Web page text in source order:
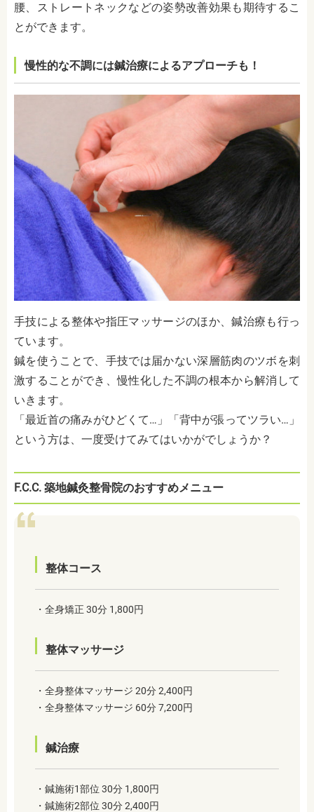
腰、ストレートネックなどの姿勢改善効果も期待するこ
とができます。
慢性的な不調には鍼治療によるアプローチも！
手技による整体や指圧マッサージのほか、鍼治療も行っ
ています。
鍼を使うことで、手技では届かない深層筋肉のツボを刺
激することができ、慢性化した不調の根本から解消して
いきます。
「最近首の痛みがひどくて…」「背中が張ってツラい…」
という方は、一度受けてみてはいかがでしょうか？
F.C.C. 築地鍼灸整骨院のおすすめメニュー
整体コース
・全身矯正 30分 1,800円
整体マッサージ
・全身整体マッサージ 20分 2,400円
・全身整体マッサージ 60分 7,200円
鍼治療
・鍼施術1部位 30分 1,800円
・鍼施術2部位 30分 2,400円